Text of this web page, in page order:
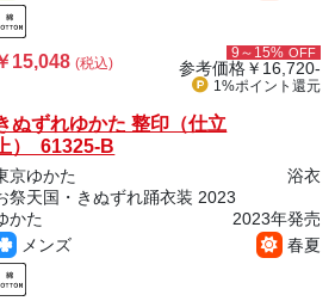
15,048(税込)
9～15% OFF
参考価格￥16,720-
1%ポイント 還元
ぬずれゆかた 整印（仕立
上） 61325-B
京ゆかた
浴衣
祭天国・きぬずれ踊衣装 2023
かた
2023年発売
メンズ
春夏